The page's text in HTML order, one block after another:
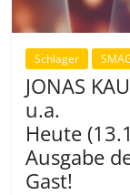
Schlager
JONAS
u.a.
Heute
Ausgabe
Gast!